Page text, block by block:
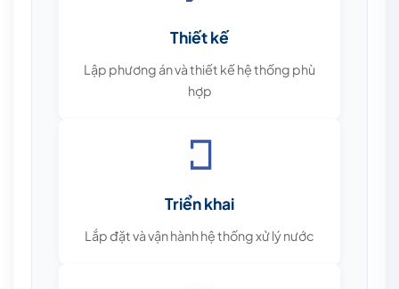
Thiết kế
Lập phương án và thiết kế hệ thống phù
hợp
Triển khai
Lắp đặt và vận hành hệ thống xử lý nước